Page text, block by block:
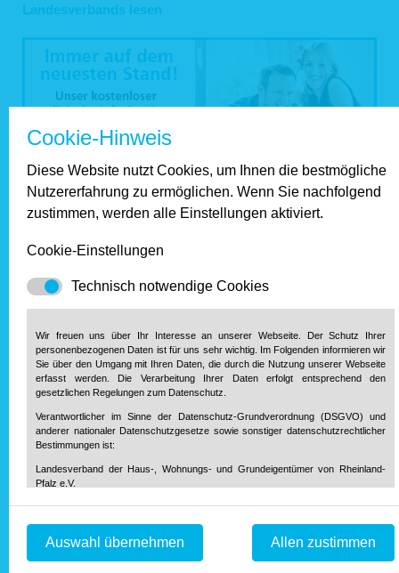
Landesverbands lesen
zur Übersicht.
Unsere Partner
Cookie-Hinweis
Diese Website nutzt Cookies, um Ihnen die bestmögliche
Nutzererfahrung zu ermöglichen. Wenn Sie nachfolgend
zustimmen, werden alle Einstellungen aktiviert.
Cookie-Einstellungen
Technisch notwendige Cookies
Wir freuen uns über Ihr Interesse an unserer Webseite. Der Schutz Ihrer
personenbezogenen Daten ist für uns sehr wichtig. Im Folgenden informieren wir
Sie über den Umgang mit Ihren Daten, die durch die Nutzung unserer Webseite
erfasst werden. Die Verarbeitung Ihrer Daten erfolgt entsprechend den
gesetzlichen Regelungen zum Datenschutz.
Verantwortlicher im Sinne der Datenschutz-Grundverordnung (DSGVO) und
anderer nationaler Datenschutzgesetze sowie sonstiger datenschutzrechtlicher
Bestimmungen ist:
Landesverband der Haus-, Wohnungs- und Grundeigentümer von Rheinland-
Pfalz e.V.
Telefon: 0 61 31 / 61 97 20
Telefax: 0 61 31 / 61 98 68
info@hausundgrund-rlp.de
Auswahl übernehmen Allen zustimmen